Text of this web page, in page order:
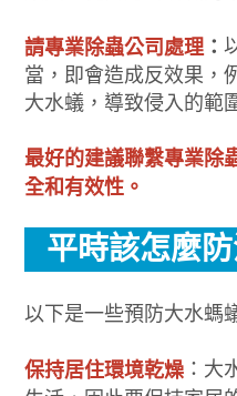
請專業除蟲公司處理 ：
當，即會造成反效果，
大水蟻，導致侵入的範
最好的建議聯繫專業除
全和有效性。
平時該怎麼
以下是一些預防大水螞
保持居住環境乾燥 ：大